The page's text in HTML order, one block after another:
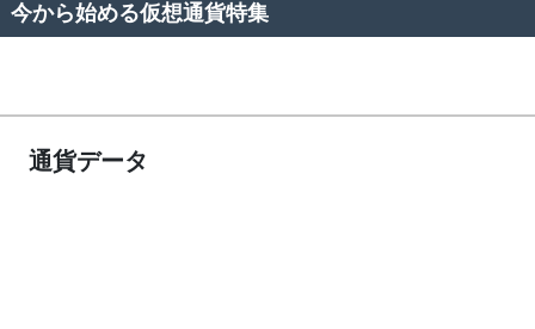
今から始める仮想通貨特集
通貨データ